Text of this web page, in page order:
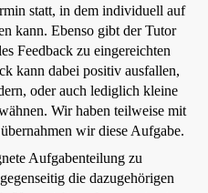
statt, in dem individuell auf
kann. Ebenso gibt der Tutor
Feedback zu eingereichten
kann dabei positiv ausfallen,
oder auch lediglich kleine
Wir haben teilweise mit
wir diese Aufgabe.
Aufgabenteilung zu
die dazugehörigen